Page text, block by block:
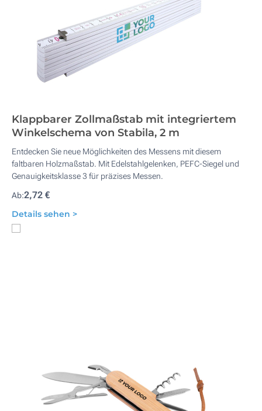
Klappbarer Zollmaßstab mit integriertem
Winkelschema von Stabila, 2 m
Entdecken Sie neue Möglichkeiten des Messens mit diesem
faltbaren Holzmaßstab. Mit Edelstahlgelenken, PEFC-Siegel und
Genauigkeitsklasse 3 für präzises Messen.
Ab:2,72 €
Details sehen >